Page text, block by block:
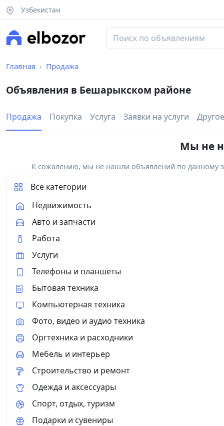
Узбекистан
Главная Продажа
Объявления в Бешарыкском районе
Продажа Покупка Услуга Заявки на услуги Другое
Мы не
К сожалению, мы не нашли объявлений по данному
Все категории
Недвижимость
Авто и запчасти
Работа
Услуги
Телефоны и планшеты
Бытовая техника
Компьютерная техника
Фото, видео и аудио техника
Оргтехника и расходники
Мебель и интерьер
Строительство и ремонт
Одежда и аксессуары
Спорт, отдых, туризм
Подарки и сувениры